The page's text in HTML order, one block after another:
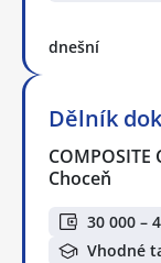
dnešní
Dělník
COMPOSITE
Choceň
30 000 –
Vhodné